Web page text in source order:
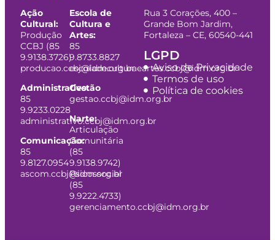
Ação
Cultural:
Produção
CCBJ (85
9.9138.3726)
producao.ccbj@idm.org.br
Administrativo:
85
9.9233.0228
administrativo.ccbj@idm.org.br
Comunicação:
85
9.8127.0954
ascom.ccbj@idm.org.br
Escola de
Cultura e
Artes:
85
9.8733.8827
escoladeculturaeartes.ccbj@idm.org.br
Gestão
gestao.ccbj@idm.org.br
Narte:
Articulação
Comunitária
(85
9.9138.9742)
Psicossocial
(85
9.9222.4733)
gerenciamento.ccbj@idm.org.br
Rua 3 Corações, 400 –
Grande Bom Jardim,
Fortaleza – CE, 60540-441
LGPD
Aviso de Privacidade
Termos de uso
Política de cookies